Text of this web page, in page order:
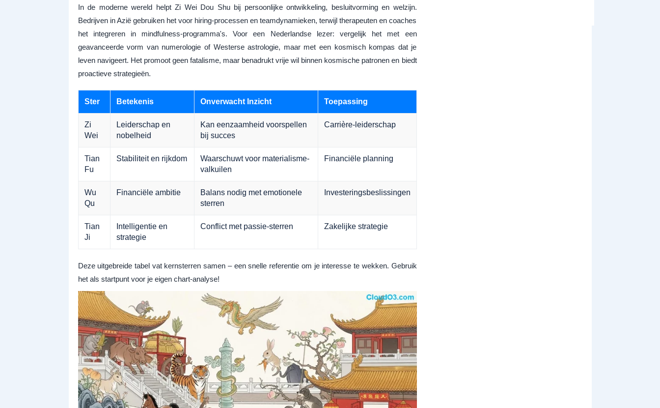
In de moderne wereld helpt Zi Wei Dou Shu bij persoonlijke ontwikkeling, besluitvorming en welzijn.
Bedrijven in Azië gebruiken het voor hiring-processen en teamdynamieken, terwijl therapeuten en coaches
het integreren in mindfulness-programma's. Voor een Nederlandse lezer: vergelijk het met een
geavanceerde vorm van numerologie of Westerse astrologie, maar met een kosmisch kompas dat je
leven navigeert. Het promoot geen fatalisme, maar benadrukt vrije wil binnen kosmische patronen en biedt
proactieve strategieën.
Ster Betekenis Onverwacht Inzicht Toepassing
Zi
Wei
Leiderschap en
nobelheid
Kan eenzaamheid voorspellen
bij succes
Carrière-leiderschap
Tian
Fu
Stabiliteit en rijkdom
Waarschuwt voor materialisme-
valkuilen
Financiële planning
Wu
Qu
Financiële ambitie
Balans nodig met emotionele
sterren
Investeringsbeslissingen
Tian
Ji
Intelligentie en
strategie
Conflict met passie-sterren Zakelijke strategie
Deze uitgebreide tabel vat kernsterren samen – een snelle referentie om je interesse te wekken. Gebruik
het als startpunt voor je eigen chart-analyse!